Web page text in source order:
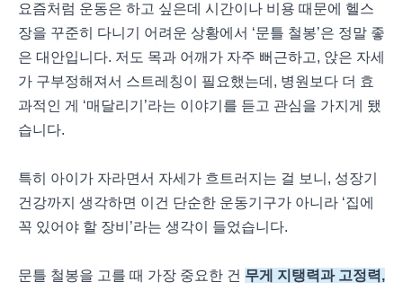
요즘처럼 운동은 하고 싶은데 시간이나 비용 때문에 헬스
장을 꾸준히 다니기 어려운 상황에서 ‘문틀 철봉’은 정말 좋
은 대안입니다. 저도 목과 어깨가 자주 뻐근하고, 앉은 자세
가 구부정해져서 스트레칭이 필요했는데, 병원보다 더 효
과적인 게 ‘매달리기’라는 이야기를 듣고 관심을 가지게 됐
습니다.
특히 아이가 자라면서 자세가 흐트러지는 걸 보니, 성장기
건강까지 생각하면 이건 단순한 운동기구가 아니라 ‘집에
꼭 있어야 할 장비’라는 생각이 들었습니다.
문틀 철봉을 고를 때 가장 중요한 건 무게 지탱력과 고정력,